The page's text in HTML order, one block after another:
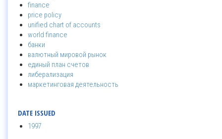
finance
price policy
unified chart of accounts
world finance
банки
валютный мировой рынок
единый план счетов
либерализация
маркетинговая деятельность
DATE ISSUED
1997